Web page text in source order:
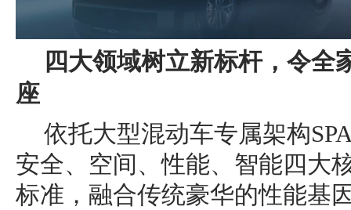
四大领域树立新标杆，令全
座
依托大型混动车专属架构
安全、空间、性能、智能四大
标准，融合传统豪华的性能基